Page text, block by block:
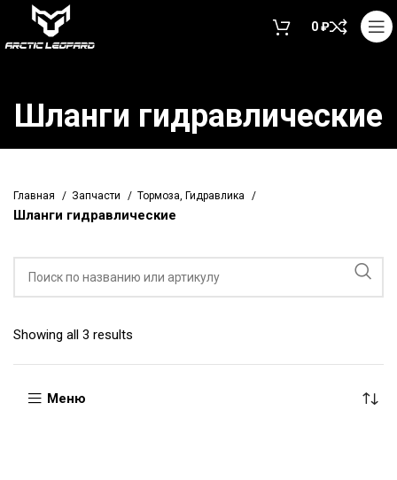
0₽
Шланги гидравлические
Главная Запчасти Тормоза, Гидравлика
Шланги гидравлические
Showing all 3 results
Меню